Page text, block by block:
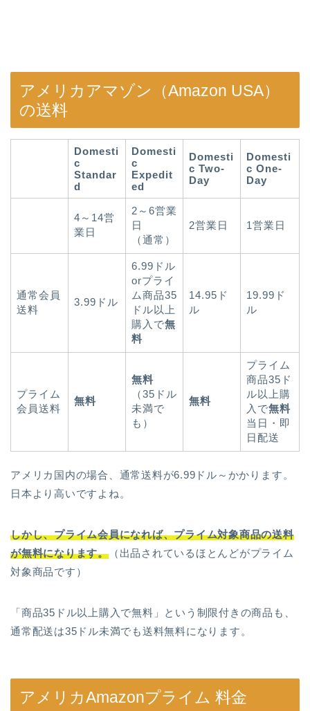
アメリカアマゾン（Amazon USA）
の送料
Domesti
c
Standar
d
Domesti
c
Expedit
ed
Domesti
c Two-
Day
Domesti
c One-
Day
4～14営
業日
2～6営業
日
（通常）
2営業日 1営業日
通常会員
送料
3.99ドル
6.99ドル
orプライ
ム商品35
ドル以上
購入で無
料
14.95ド
ル
19.99ド
ル
プライム
会員送料
無料
無料
（35ドル
未満で
も）
無料
プライム
商品35ド
ル以上購
入で無料
当日・即
日配送
アメリカ国内の場合、通常送料が6.99ドル～かかります。
日本より高いですよね。
しかし、プライム会員になれば、プライム対象商品の送料
が無料になります。（出品されているほとんどがプライム
対象商品です）
「商品35ドル以上購入で無料」という制限付きの商品も、
通常配送は35ドル未満でも送料無料になります。
アメリカAmazonプライム 料金